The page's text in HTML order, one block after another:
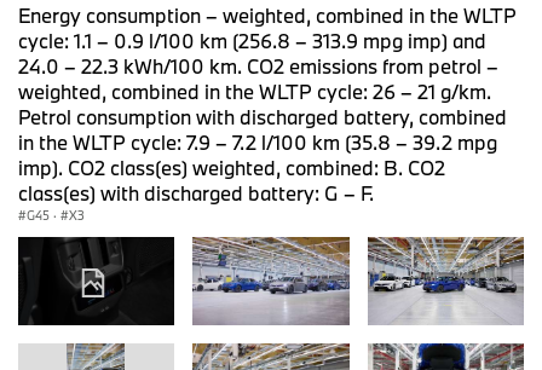
Energy consumption – weighted, combined in the WLTP
cycle: 1.1 – 0.9 l/100 km (256.8 – 313.9 mpg imp) and
24.0 – 22.3 kWh/100 km. CO2 emissions from petrol –
weighted, combined in the WLTP cycle: 26 – 21 g/km.
Petrol consumption with discharged battery, combined
in the WLTP cycle: 7.9 – 7.2 l/100 km (35.8 – 39.2 mpg
imp). CO2 class(es) weighted, combined: B. CO2
class(es) with discharged battery: G – F.
G45 · X3